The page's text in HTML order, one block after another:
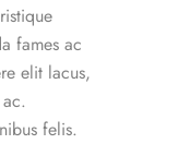
fames ac
elit lacus,
felis.